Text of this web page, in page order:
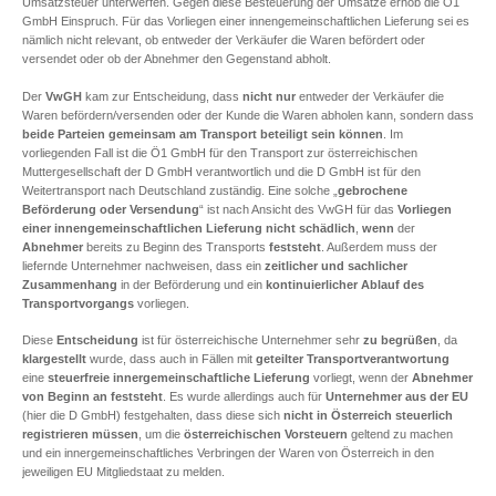
GmbH Einspruch. Für das Vorliegen einer innengemeinschaftlichen Lieferung sei es
nämlich nicht relevant, ob entweder der Verkäufer die Waren befördert oder
versendet oder ob der Abnehmer den Gegenstand abholt.
Der VwGH kam zur Entscheidung, dass nicht nur entweder der Verkäufer die
Waren befördern/versenden oder der Kunde die Waren abholen kann, sondern dass
beide Parteien gemeinsam am Transport beteiligt sein können . Im
vorliegenden Fall ist die Ö1 GmbH für den Transport zur österreichischen
Muttergesellschaft der D GmbH verantwortlich und die D GmbH ist für den
Weitertransport nach Deutschland zuständig. Eine solche „ gebrochene
Beförderung oder Versendung“ ist nach Ansicht des VwGH für das Vorliegen
einer innengemeinschaftlichen Lieferung nicht schädlich wenn der
Abnehmer bereits zu Beginn des Transports feststeht . Außerdem muss der
liefernde Unternehmer nachweisen, dass ein zeitlicher und sachlicher
Zusammenhang in der Beförderung und ein kontinuierlicher Ablauf des
Transportvorgangs vorliegen.
Diese Entscheidung ist für österreichische Unternehmer sehr zu begrüßen , da
klargestellt wurde, dass auch in Fällen mit geteilter Transportverantwortung
eine steuerfreie innergemeinschaftliche Lieferung vorliegt, wenn der Abnehmer
von Beginn an feststeht . Es wurde allerdings auch für Unternehmer aus der EU
(hier die D GmbH) festgehalten, dass diese sich nicht in Österreich steuerlich
registrieren müssen , um die österreichischen Vorsteuern geltend zu machen
und ein innergemeinschaftliches Verbringen der Waren von Österreich in den
jeweiligen EU Mitgliedstaat zu melden.